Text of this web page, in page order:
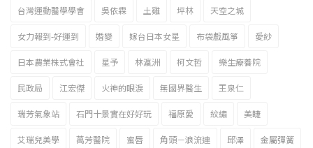
台灣運動醫學學會 吳依霖 土雞 坪林 天空之城
女力報到-好運到 婚變 嫁台日本女星 布袋戲風箏 愛紗
日本農業株式會社 星予 林瀛洲 柯文哲 樂生療養院
民政局 江宏傑 火神的眼淚 無國界醫生 王泉仁
瑞芳氣象站 石門十景實在好好玩 福原愛 紋繡 美睫
艾瑞兒美學 萬芳醫院 蜜唇 角頭－浪流連 邱澤 金屬彈簧